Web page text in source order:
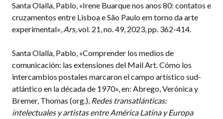
Santa Olalla, Pablo, «Irene Buarque nos anos 80: contatos e
cruzamentos entre Lisboa e São Paulo em torno da arte
experimental», Ars, vol. 21, no. 49, 2023, pp. 362-414.
Santa Olalla, Pablo, «Comprender los medios de
comunicación: las extensiones del Mail Art. Cómo los
intercambios postales marcaron el campo artístico sud-
atlántico en la década de 1970», en: Abrego, Verónica y
Bremer, Thomas (org.), Redes transatlánticas:
intelectuales y artistas entre América Latina y Europa